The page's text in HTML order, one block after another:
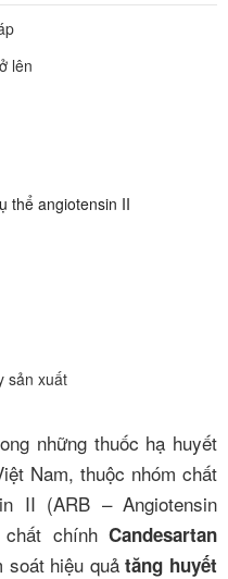
lên
thể angiotensin II
sản xuất
những thuốc hạ huyết
Nam, thuộc nhóm chất
II (ARB – Angiotensin
chính Candesartan
soát hiệu quảtăng huyết